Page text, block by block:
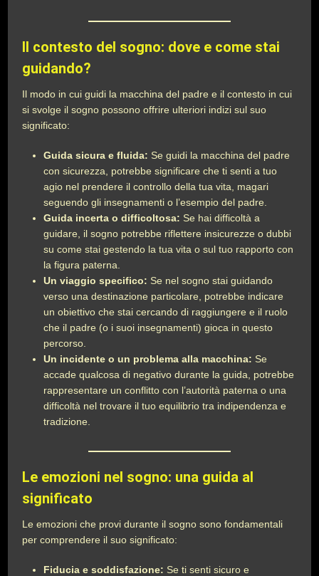
Il contesto del sogno: dove e come stai
guidando?
Il modo in cui guidi la macchina del padre e il contesto in cui
si svolge il sogno possono offrire ulteriori indizi sul suo
significato:
Guida sicura e fluida: Se guidi la macchina del padre
con sicurezza, potrebbe significare che ti senti a tuo
agio nel prendere il controllo della tua vita, magari
seguendo gli insegnamenti o l’esempio del padre.
Guida incerta o difficoltosa: Se hai difficoltà a
guidare, il sogno potrebbe riflettere insicurezze o dubbi
su come stai gestendo la tua vita o sul tuo rapporto con
la figura paterna.
Un viaggio specifico: Se nel sogno stai guidando
verso una destinazione particolare, potrebbe indicare
un obiettivo che stai cercando di raggiungere e il ruolo
che il padre (o i suoi insegnamenti) gioca in questo
percorso.
Un incidente o un problema alla macchina: Se
accade qualcosa di negativo durante la guida, potrebbe
rappresentare un conflitto con l’autorità paterna o una
difficoltà nel trovare il tuo equilibrio tra indipendenza e
tradizione.
Le emozioni nel sogno: una guida al
significato
Le emozioni che provi durante il sogno sono fondamentali
per comprendere il suo significato:
Fiducia e soddisfazione: Se ti senti sicuro e